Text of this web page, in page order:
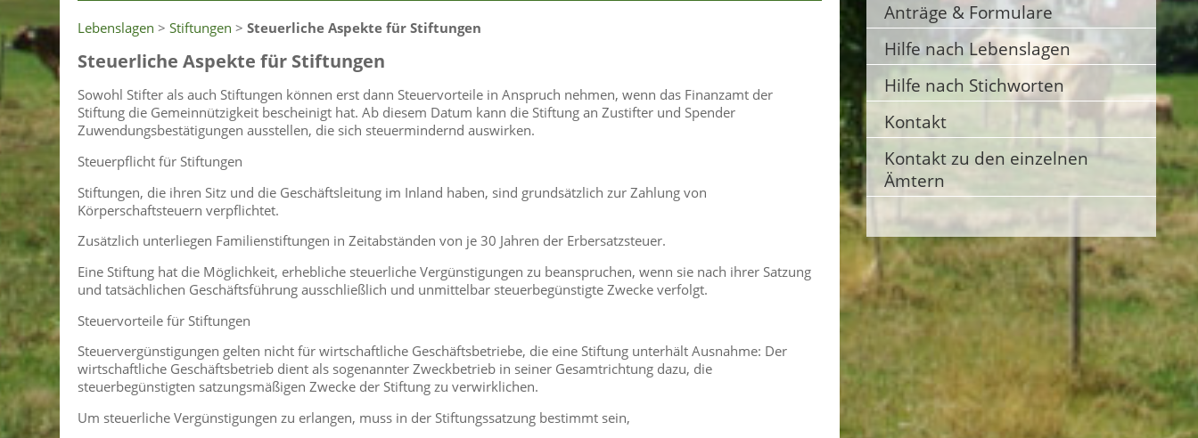
Lebenslagen > Stiftungen > Steuerliche Aspekte für Stiftungen
Steuerliche Aspekte für Stiftungen
Sowohl Stifter als auch Stiftungen können erst dann Steuervorteile in Anspruch nehmen, wenn das Finanzamt der
Stiftung die Gemeinnützigkeit bescheinigt hat. Ab diesem Datum kann die Stiftung an Zustifter und Spender
Zuwendungsbestätigungen ausstellen, die sich steuermindernd auswirken.
Steuerpflicht für Stiftungen
Stiftungen, die ihren Sitz und die Geschäftsleitung im Inland haben, sind grundsätzlich zur Zahlung von
Körperschaftsteuern verpflichtet.
Zusätzlich unterliegen Familienstiftungen in Zeitabständen von je 30 Jahren der Erbersatzsteuer.
Eine Stiftung hat die Möglichkeit, erhebliche steuerliche Vergünstigungen zu beanspruchen, wenn sie nach ihrer Satzung
und tatsächlichen Geschäftsführung ausschließlich und unmittelbar steuerbegünstigte Zwecke verfolgt.
Steuervorteile für Stiftungen
Steuervergünstigungen gelten nicht für wirtschaftliche Geschäftsbetriebe, die eine Stiftung unterhält Ausnahme: Der
wirtschaftliche Geschäftsbetrieb dient als sogenannter Zweckbetrieb in seiner Gesamtrichtung dazu, die
steuerbegünstigten satzungsmäßigen Zwecke der Stiftung zu verwirklichen.
Um steuerliche Vergünstigungen zu erlangen, muss in der Stiftungssatzung bestimmt sein,
Anträge & Formulare
Hilfe nach Lebenslagen
Hilfe nach Stichworten
Kontakt
Kontakt zu den einzelnen
Ämtern